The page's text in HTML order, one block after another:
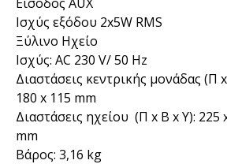
Ισχύς εξόδου 2x5W RMS
Ξύλινο Ηχείο
Ισχύς: AC 230 V/ 50 Hz
Διαστάσεις κεντρικής μονάδας (Π
180 x 115 mm
Διαστάσεις ηχείου (Π x B x Y): 225
mm
Βάρος: 3,16 kg